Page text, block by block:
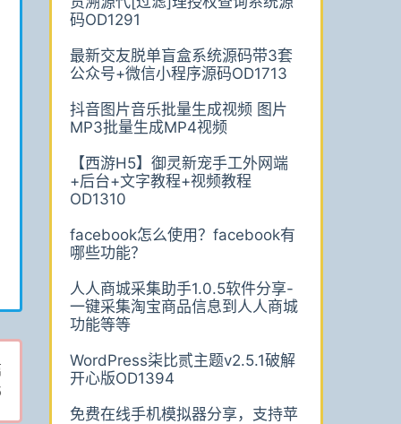
码OD1291
最新交友脱单盲盒系统源码带3套
公众号+微信小程序源码OD1713
抖音图片音乐批量生成视频 图片
MP3批量生成MP4视频
【西游H5】御灵新宠手工外网端
+后台+文字教程+视频教程
OD1310
facebook怎么使用？facebook有
哪些功能？
人人商城采集助手1.0.5软件分享-
一键采集淘宝商品信息到人人商城
功能等等
WordPress柒比贰主题v2.5.1破解
开心版OD1394
免费在线手机模拟器分享，支持苹